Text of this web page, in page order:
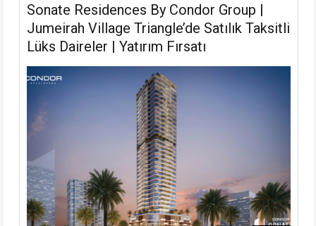
Sonate Residences By Condor Group |
Jumeirah Village Triangle’de Satılık Taksitli
Lüks Daireler | Yatırım Fırsatı